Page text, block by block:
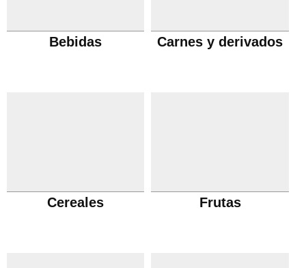
Bebidas Carnes y derivados
Cereales Frutas